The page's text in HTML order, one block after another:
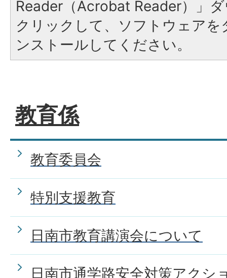
Reader（Acrobat Reader）」
クリックして、ソフトウェア
ンストールしてください。
教育係
教育委員会
特別支援教育
日南市教育講演会について
日南市通学路安全対策アクシ